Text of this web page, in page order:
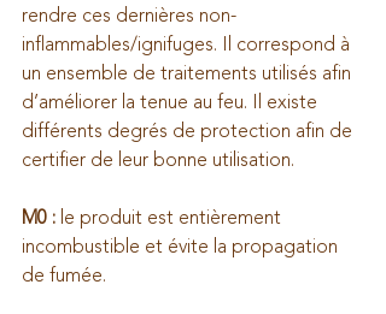
rendre ces dernières non-
inflammables/ignifuges. Il correspond à
un ensemble de traitements utilisés afin
d’améliorer la tenue au feu. Il existe
différents degrés de protection afin de
certifier de leur bonne utilisation.
M0 : le produit est entièrement
incombustible et évite la propagation
de fumée.